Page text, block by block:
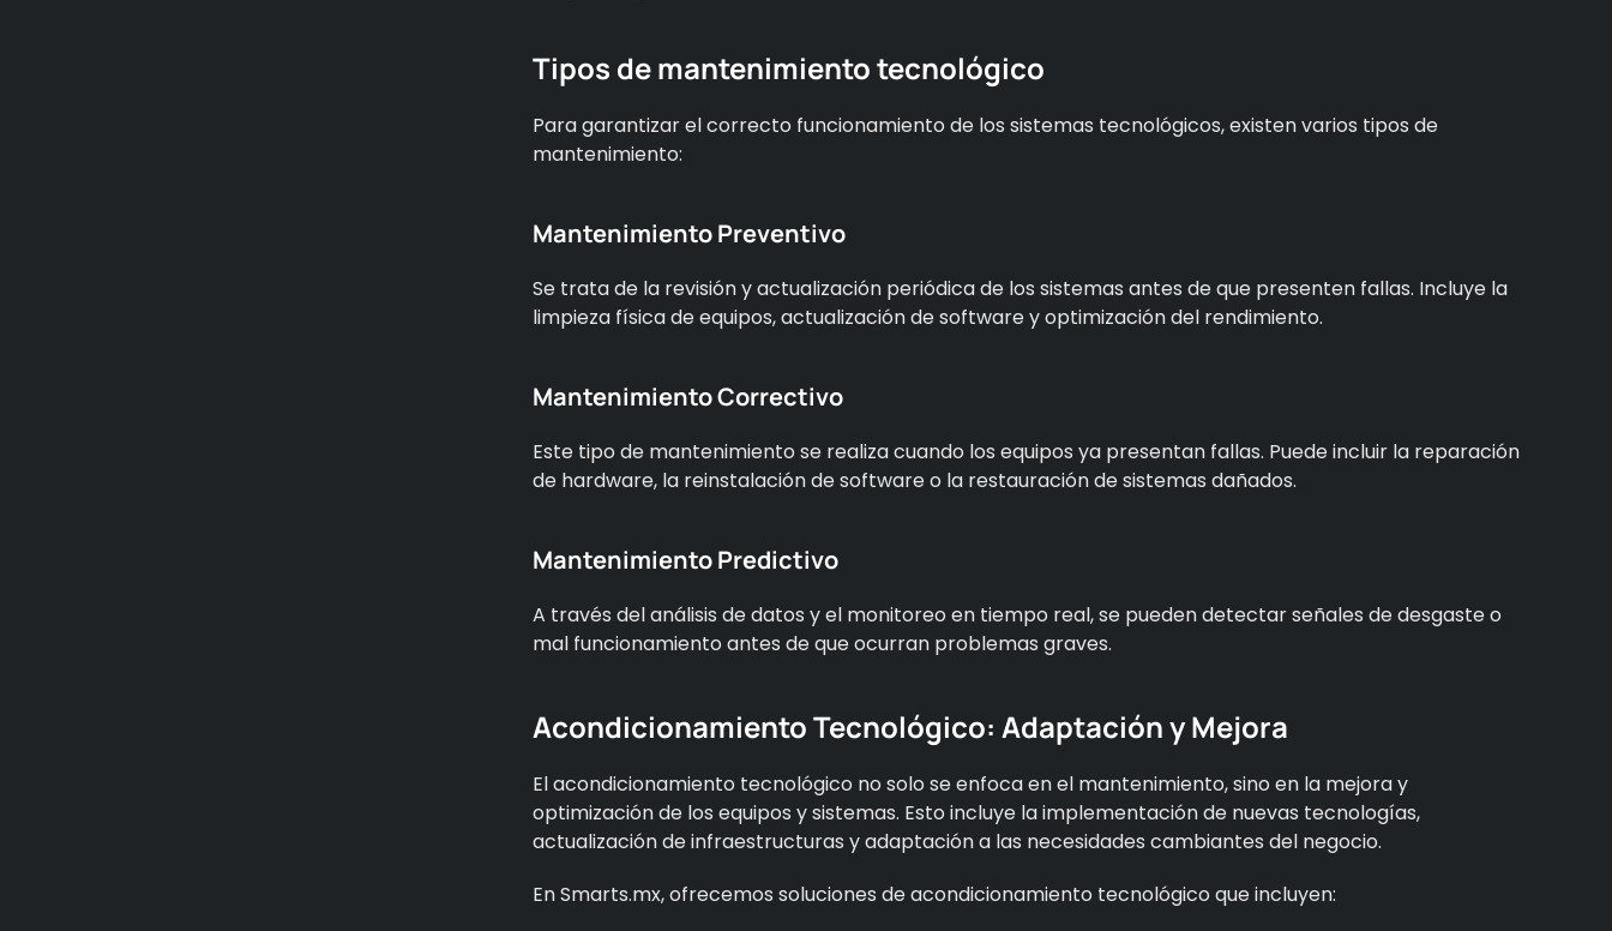
Tipos de mantenimiento tecnológico
Para garantizar el correcto funcionamiento de los sistemas tecnológicos, existen varios tipos de
mantenimiento:
Mantenimiento Preventivo
Se trata de la revisión y actualización periódica de los sistemas antes de que presenten fallas. Incluye la
limpieza física de equipos, actualización de software y optimización del rendimiento.
Mantenimiento Correctivo
Este tipo de mantenimiento se realiza cuando los equipos ya presentan fallas. Puede incluir la reparación
de hardware, la reinstalación de software o la restauración de sistemas dañados.
Mantenimiento Predictivo
A través del análisis de datos y el monitoreo en tiempo real, se pueden detectar señales de desgaste o
mal funcionamiento antes de que ocurran problemas graves.
Acondicionamiento Tecnológico: Adaptación y Mejora
El acondicionamiento tecnológico no solo se enfoca en el mantenimiento, sino en la mejora y
optimización de los equipos y sistemas. Esto incluye la implementación de nuevas tecnologías,
actualización de infraestructuras y adaptación a las necesidades cambiantes del negocio.
En Smarts.mx, ofrecemos soluciones de acondicionamiento tecnológico que incluyen: